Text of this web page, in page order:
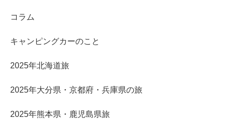
コラム
キャンピングカーのこと
2025年北海道旅
2025年大分県・京都府・兵庫県の旅
2025年熊本県・鹿児島県旅